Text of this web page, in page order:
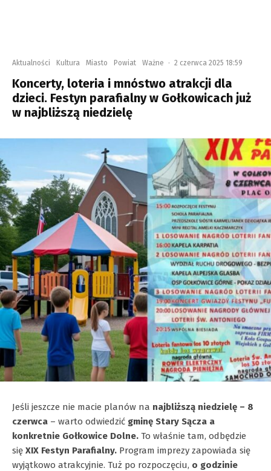
Aktualności Kultura Miasto Powiat Ważne · 2 czerwca 2025 18:59
Koncerty, loteria i mnóstwo atrakcji dla
dzieci. Festyn parafialny w Gołkowicach już
w najbliższą niedzielę
Jeśli jeszcze nie macie planów na najbliższą niedzielę – 8
czerwca – warto odwiedzić gminę Stary Sącza a
konkretnie Gołkowice Dolne. To właśnie tam, odbędzie
się XIX Festyn Parafialny. Program imprezy zapowiada się
wyjątkowo atrakcyjnie. Tuż po rozpoczęciu, o godzinie